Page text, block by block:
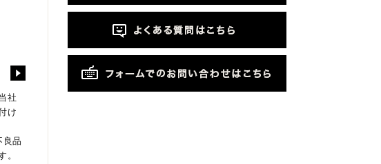
社
け
良品
。